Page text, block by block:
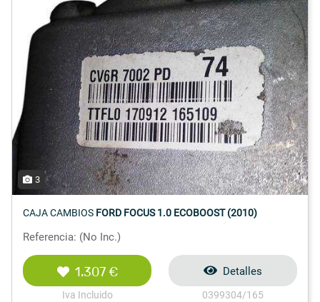
3
CAJA CAMBIOS FORD FOCUS 1.0 ECOBOOST (2010)
Referencia: (No Inc.)
1.307 €
Iva Incluido
Detalles
0399304/165